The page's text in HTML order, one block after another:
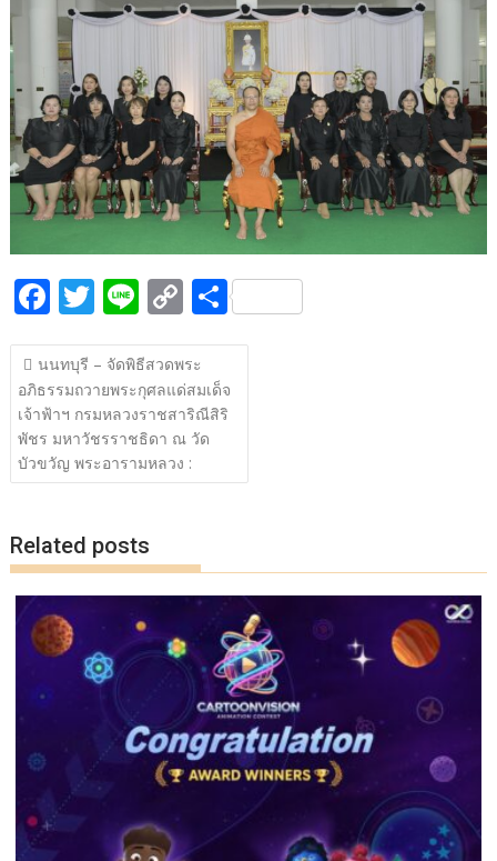
o
o
k
n
k
F
ac
e
b
o
o
T
w
itt
er
Li
n
e
C
o
p
y
Li
n
S
h
e
แนะแนว
เรื่อง
นนทบุรี – จัดพิธีสวดพระ
อภิธรรมถวายพระกุศลแด่สมเด็จ
เจ้าฟ้าฯ กรมหลวงราชสาริณีสิริ
พัชร มหาวัชรราชธิดา ณ วัด
บัวขวัญ พระอารามหลวง :
Related posts